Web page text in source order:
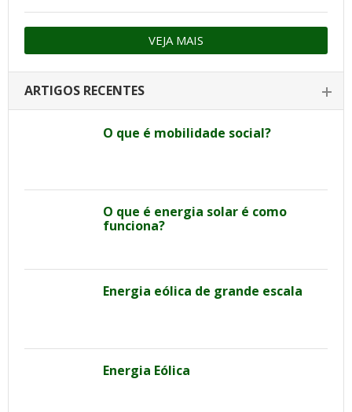
VEJA MAIS
ARTIGOS RECENTES
O que é mobilidade social?
O que é energia solar é como
funciona?
Energia eólica de grande escala
Energia Eólica